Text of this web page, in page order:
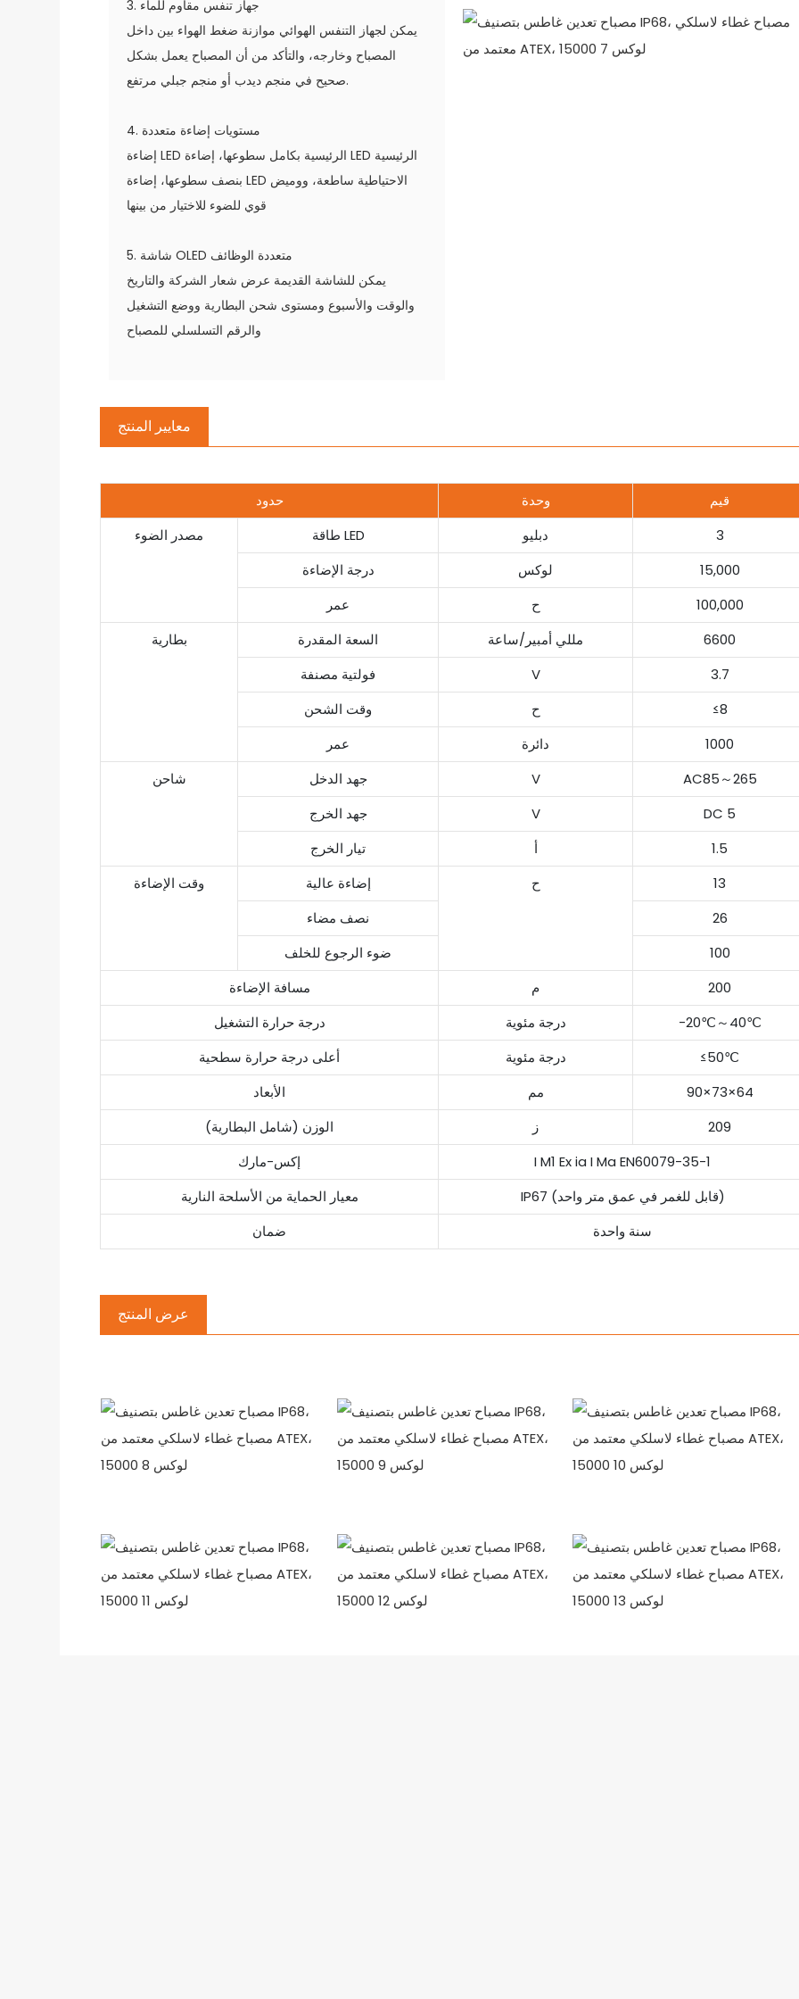
3. جهاز تنفس مقاوم للماء
يمكن لجهاز التنفس الهوائي موازنة ضغط الهواء بين داخل
المصباح وخارجه، والتأكد من أن المصباح يعمل بشكل
صحيح في منجم ديدب أو منجم جبلي مرتفع.
4. مستويات إضاءة متعددة
إضاءة LED الرئيسية بكامل سطوعها، إضاءة LED الرئيسية
بنصف سطوعها، إضاءة LED الاحتياطية ساطعة، ووميض
قوي للضوء للاختيار من بينها
5. شاشة OLED متعددة الوظائف
يمكن للشاشة القديمة عرض شعار الشركة والتاريخ
والوقت والأسبوع ومستوى شحن البطارية ووضع التشغيل
والرقم التسلسلي للمصباح
معايير المنتج
حدود وحدة
قيم
مصدر الضوء
طاقة LED دبليو
3
درجة الإضاءة
لوكس
15,000
عمر
ح
100,000
بطارية
السعة المقدرة مللي أمبير/ساعة
6600
فولتية مصنفة
V
3.7
وقت الشحن
ح
≤8
عمر
دائرة
1000
شاحن
جهد الدخل V
AC85～265
جهد الخرج
V
DC 5
تيار الخرج
أ
1.5
وقت الإضاءة
إضاءة عالية ح
13
نصف مضاء
26
ضوء الرجوع للخلف
100
مسافة الإضاءة
م
200
درجة حرارة التشغيل
درجة مئوية
-20℃～40℃
أعلى درجة حرارة سطحية
درجة مئوية
≤50℃
الأبعاد
مم
90×73×64
الوزن (شامل البطارية)
ز
209
إكس-مارك
I M1 Ex ia I Ma EN60079-35-1
معيار الحماية من الأسلحة النارية
IP67 (قابل للغمر في عمق متر واحد)
ضمان
سنة واحدة
عرض المنتج